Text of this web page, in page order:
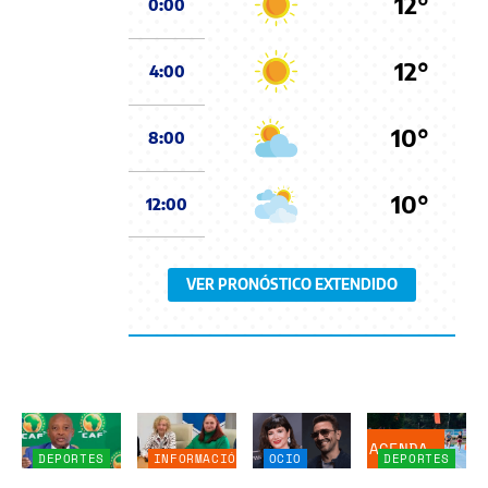
0:00
4:00 12°
8:00 10°
12:00 10°
VER PRONÓSTICO EXTENDIDO
DEPORTES
INFORMACIÓN
OCIO DEPORTES
AGENDA